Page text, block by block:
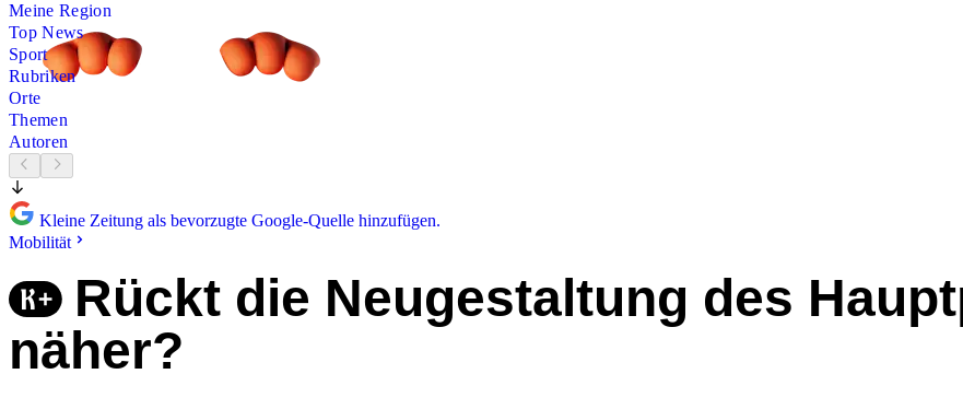
Meine Region
Top News
Sport
Rubriken
Orte
Themen
Autoren
Kleine Zeitung als bevorzugte Google-Quelle hinzufügen.
Mobilität
Rückt die Neugestaltung des
näher?